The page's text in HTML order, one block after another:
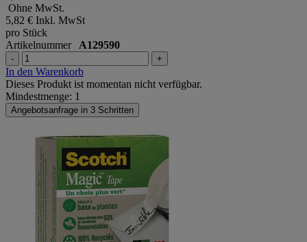
Ohne MwSt.
5,82 € Inkl. MwSt
pro Stück
Artikelnummer A129590
- +
In den Warenkorb
Dieses Produkt ist momentan nicht verfügbar.
Mindestmenge: 1
Angebotsanfrage in 3 Schritten